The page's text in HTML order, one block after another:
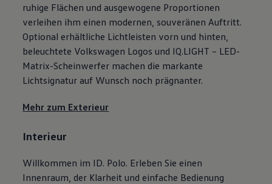
ruhige Flächen und ausgewogene Proportionen
verleihen ihm einen modernen, souveränen Auftritt.
Optional erhältliche Lichtleisten vorn und hinten,
beleuchtete Volkswagen Logos und IQ.LIGHT – LED-
Matrix-Scheinwerfer machen die markante
Lichtsignatur auf Wunsch noch prägnanter.
Mehr zum Exterieur
Interieur
Willkommen im ID. Polo. Erleben Sie einen
Innenraum, der Klarheit und einfache Bedienung